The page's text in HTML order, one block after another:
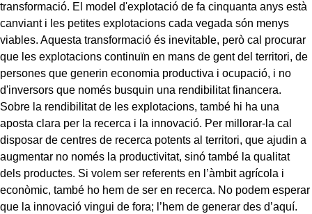
transformació. El model d'explotació de fa cinquanta anys està
canviant i les petites explotacions cada vegada són menys
viables. Aquesta transformació és inevitable, però cal procurar
que les explotacions continuïn en mans de gent del territori, de
persones que generin economia productiva i ocupació, i no
d'inversors que només busquin una rendibilitat financera.
Sobre la rendibilitat de les explotacions, també hi ha una
aposta clara per la recerca i la innovació. Per millorar-la cal
disposar de centres de recerca potents al territori, que ajudin a
augmentar no només la productivitat, sinó també la qualitat
dels productes. Si volem ser referents en l’àmbit agrícola i
econòmic, també ho hem de ser en recerca. No podem esperar
que la innovació vingui de fora; l’hem de generar des d’aquí.